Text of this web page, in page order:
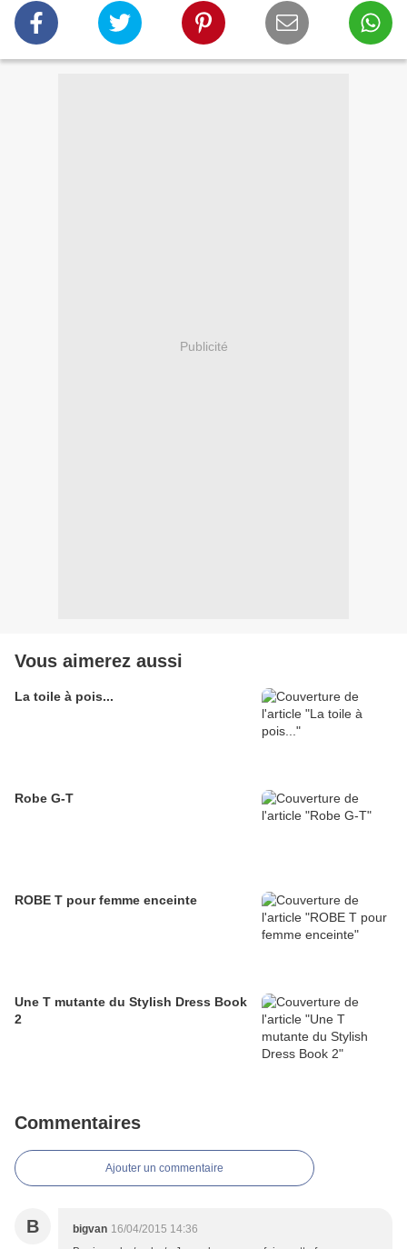
Publicité
Vous aimerez aussi
La toile à pois...
Robe G-T
ROBE T pour femme enceinte
Une T mutante du Stylish Dress Book
2
Commentaires
Ajouter un commentaire
B bigvan 16/04/2015 14:36